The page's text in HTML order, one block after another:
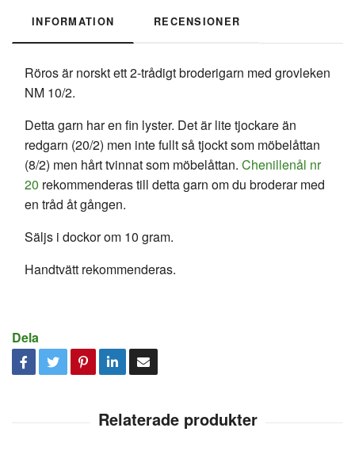
INFORMATION RECENSIONER
Röros är norskt ett 2-trådigt broderigarn med grovleken
NM 10/2.
Detta garn har en fin lyster. Det är lite tjockare än
redgarn (20/2) men inte fullt så tjockt som möbelåttan
(8/2) men hårt tvinnat som möbelåttan. Chenillenål nr
20 rekommenderas till detta garn om du broderar med
en tråd åt gången.
Säljs i dockor om 10 gram.
Handtvätt rekommenderas.
Dela